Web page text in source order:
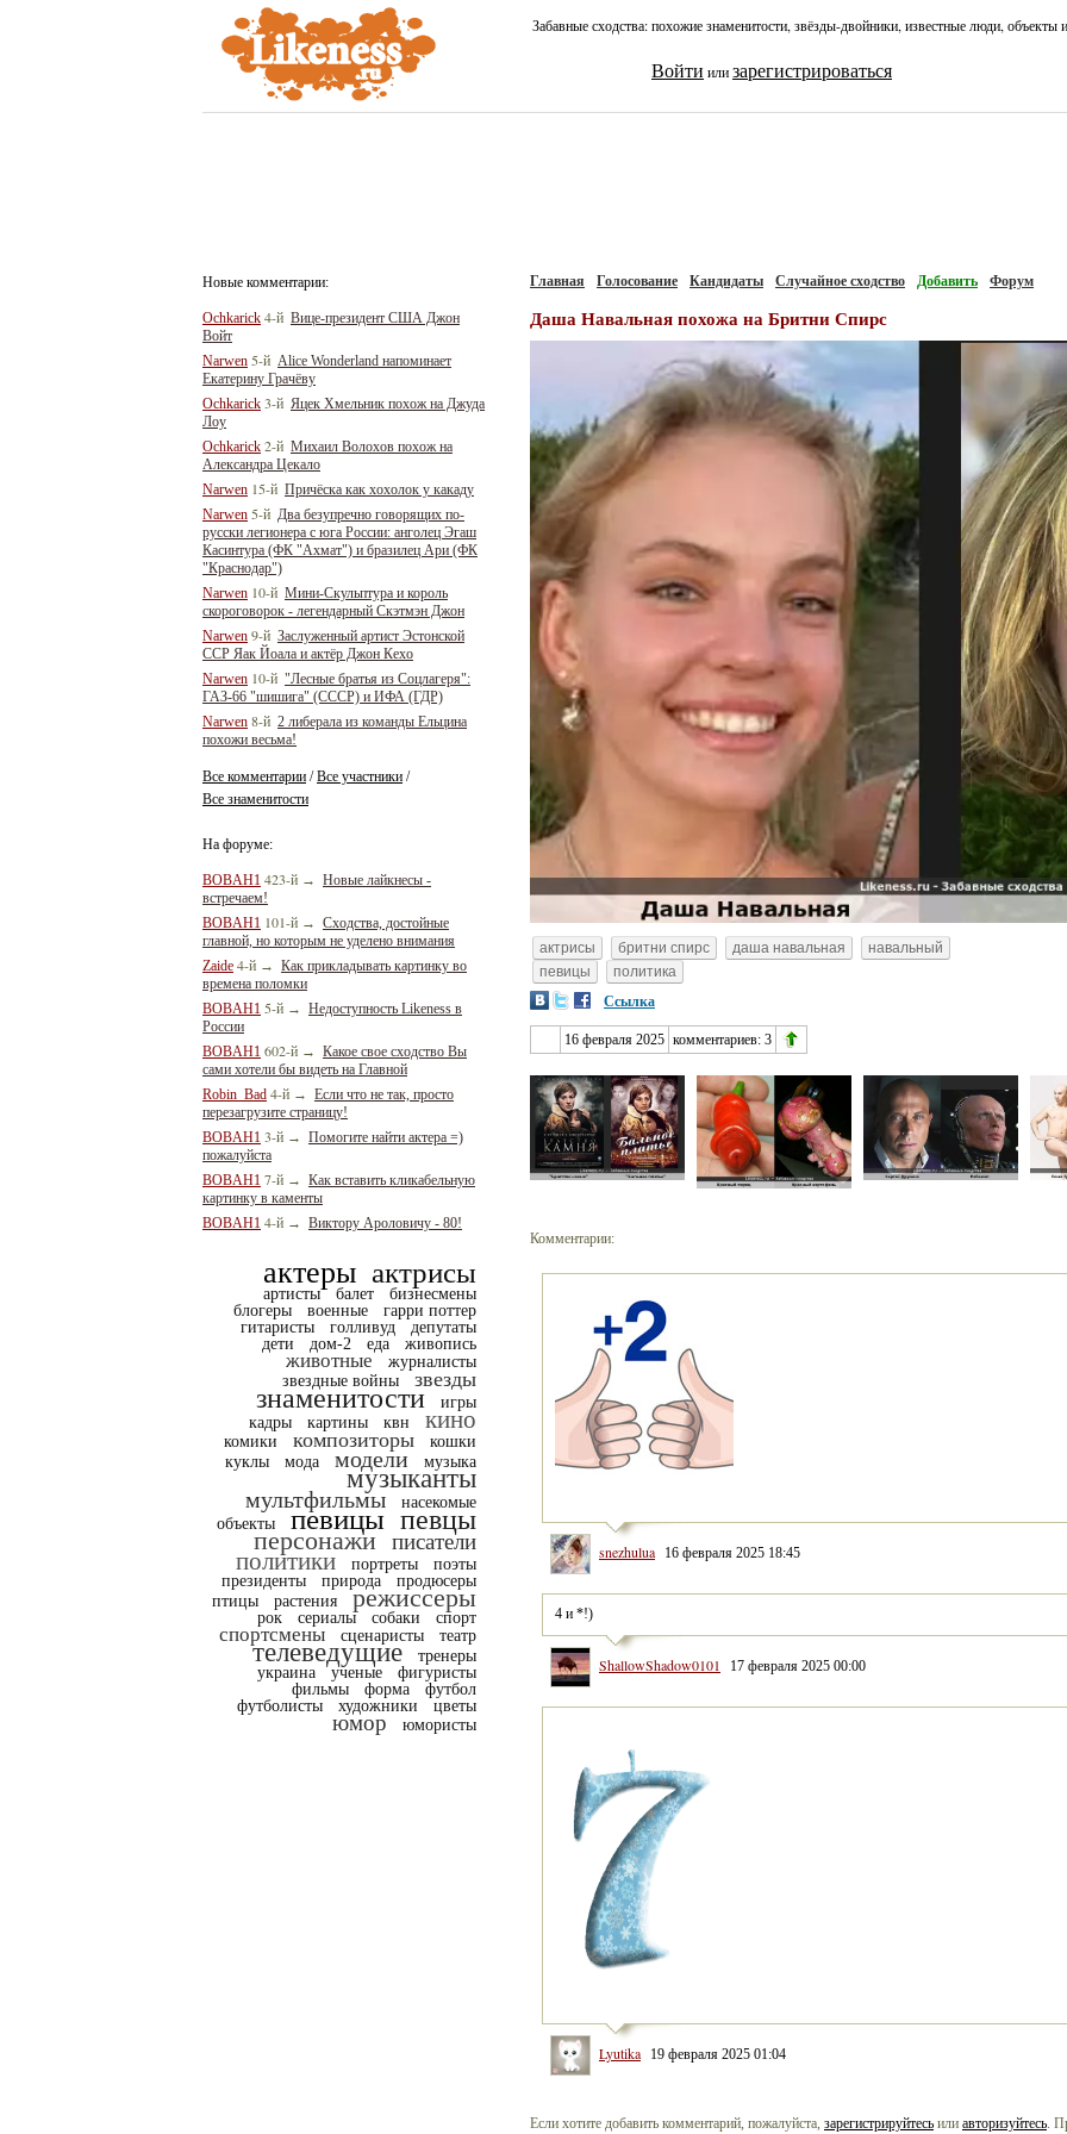
Забавные сходства: похожие знаменитости, звёзды-двойники, известные люди, объекты
Войти или зарегистрироваться
Новые комментарии:
Ochkarick 4-й Вице-президент США Джон
Войт
Narwen 5-й Alice Wonderland напоминает
Екатерину Грачёву
Ochkarick 3-й Яцек Хмельник похож на Джуда
Лоу
Ochkarick 2-й Михаил Волохов похож на
Александра Цекало
Narwen 15-й Причёска как хохолок у какаду
Narwen 5-й Два безупречно говорящих по-
русски легионера с юга России: анголец Эгаш
Касинтура (ФК "Ахмат") и бразилец Ари (ФК
"Краснодар")
Narwen 10-й Мини-Скульптура и король
скороговорок - легендарный Скэтмэн Джон
Narwen 9-й Заслуженный артист Эстонской
ССР Яак Йоала и актёр Джон Кехо
Narwen 10-й "Лесные братья из Соцлагеря":
ГАЗ-66 "шишига" (СССР) и ИФА (ГДР)
Narwen 8-й 2 либерала из команды Ельцина
похожи весьма!
Все комментарии /Все участники /
Все знаменитости
На форуме:
BOBAH1 423-й → Новые лайкнесы -
встречаем!
BOBAH1 101-й → Сходства, достойные
главной, но которым не уделено внимания
Zaide 4-й → Как прикладывать картинку во
времена поломки
BOBAH1 5-й → Недоступность Likeness в
России
BOBAH1 602-й → Какое свое сходство Вы
сами хотели бы видеть на Главной
Robin_Bad 4-й → Если что не так, просто
перезагрузите страницу!
BOBAH1 3-й → Помогите найти актера =)
пожалуйста
BOBAH1 7-й → Как вставить кликабельную
картинку в каменты
BOBAH1 4-й → Виктору Ароловичу - 80!
актеры актрисы
артисты балет
бизнесмены
блогеры
военные
гарри поттер
гитаристы
голливуд
депутаты
дети
дом-2 еда живопись
животные
журналисты
звездные войны
звезды
знаменитости
игры
кадры
картины квн кино
комики композиторы
кошки
куклы
мода модели музыка
музыканты
мультфильмы
насекомые
объекты
певицы певцы
персонажи писатели
политики портреты
поэты
президенты
природа
продюсеры
птицы
растения режиссеры
рок сериалы собаки спорт
спортсмены сценаристы театр
телеведущие
тренеры
украина
ученые
фигуристы
фильмы
форма
футбол
футболисты
художники цветы
юмор юмористы
Главная Голосование Кандидаты Случайное сходство Добавить Форум
Даша Навальная похожа на Бритни Спирс
актрисы бритни спирс даша навальная
навальный
певицы
политика
Ссылка
16 февраля 2025 комментариев: 3
Комментарии:
snezhulua 16 февраля 2025 18:45
4 и *!)
ShallowShadow0101 17 февраля 2025 00:00
Lyutika 19 февраля 2025 01:04
Если хотите добавить комментарий, пожалуйста, зарегистрируйтесь или авторизуйтесь .